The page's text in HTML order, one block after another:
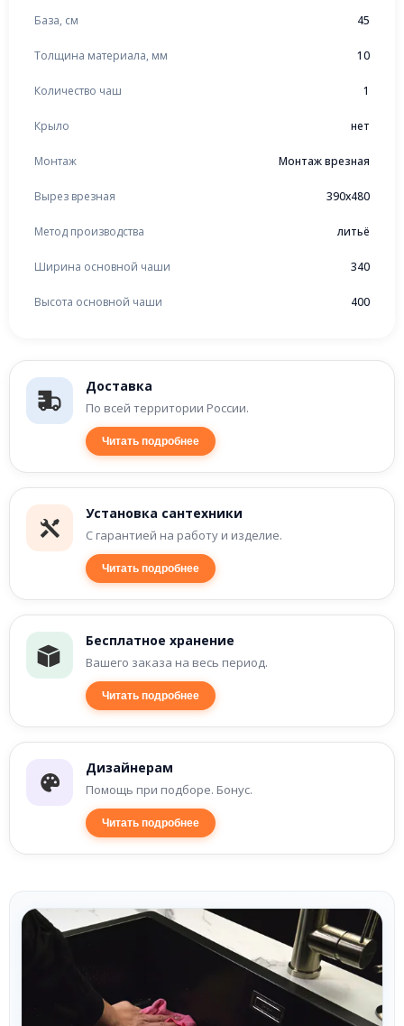
Доставка
По всей территории России.
Читать подробнее
Установка сантехники
С гарантией на работу и изделие.
Читать подробнее
Бесплатное хранение
Вашего заказа на весь период.
Читать подробнее
Дизайнерам
Помощь при подборе. Бонус.
Читать подробнее
База, см 45
Толщина материала, мм 10
Количество чаш 1
Крыло нет
Монтаж Монтаж врезная
Вырез врезная 390x480
Метод производства литьё
Ширина основной чаши 340
Высота основной чаши 400